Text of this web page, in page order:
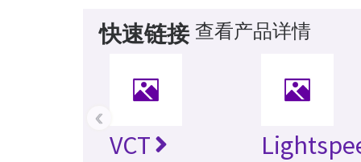
快速链接 查看产品详情
VCT
‹